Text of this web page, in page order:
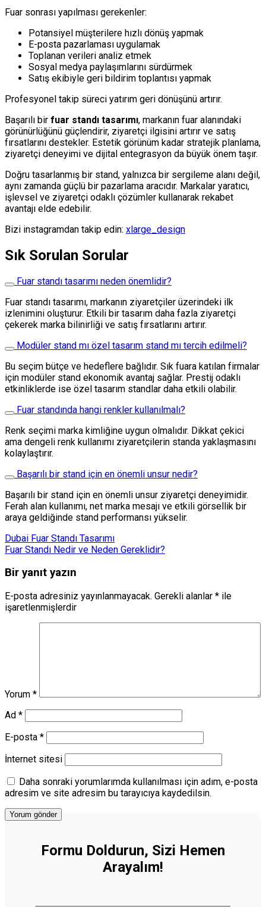
Fuar sonrası yapılması gerekenler:
Potansiyel müşterilere hızlı dönüş yapmak
E-posta pazarlaması uygulamak
Toplanan verileri analiz etmek
Sosyal medya paylaşımlarını sürdürmek
Satış ekibiyle geri bildirim toplantısı yapmak
Profesyonel takip süreci yatırım geri dönüşünü artırır.
Başarılı bir fuar standı tasarımı, markanın fuar alanındaki
görünürlüğünü güçlendirir, ziyaretçi ilgisini artırır ve satış
fırsatlarını destekler. Estetik görünüm kadar stratejik planlama,
ziyaretçi deneyimi ve dijital entegrasyon da büyük önem taşır.
Doğru tasarlanmış bir stand, yalnızca bir sergileme alanı değil,
aynı zamanda güçlü bir pazarlama aracıdır. Markalar yaratıcı,
işlevsel ve ziyaretçi odaklı çözümler kullanarak rekabet
avantajı elde edebilir.
Bizi instagramdan takip edin: xlarge_design
Sık Sorulan Sorular
Fuar standı tasarımı neden önemlidir?
Fuar standı tasarımı, markanın ziyaretçiler üzerindeki ilk
izlenimini oluşturur. Etkili bir tasarım daha fazla ziyaretçi
çekerek marka bilinirliği ve satış fırsatlarını artırır.
Modüler stand mı özel tasarım stand mı tercih edilmeli?
Bu seçim bütçe ve hedeflere bağlıdır. Sık fuara katılan firmalar
için modüler stand ekonomik avantaj sağlar. Prestij odaklı
etkinliklerde ise özel tasarım standlar daha etkili olabilir.
Fuar standında hangi renkler kullanılmalı?
Renk seçimi marka kimliğine uygun olmalıdır. Dikkat çekici
ama dengeli renk kullanımı ziyaretçilerin standa yaklaşmasını
kolaylaştırır.
Başarılı bir stand için en önemli unsur nedir?
Başarılı bir stand için en önemli unsur ziyaretçi deneyimidir.
Ferah alan kullanımı, net marka mesajı ve etkili görsellik bir
araya geldiğinde stand performansı yükselir.
Dubai Fuar Standı Tasarımı
Fuar Standı Nedir ve Neden Gereklidir?
Bir yanıt yazın
E-posta adresiniz yayınlanmayacak. Gerekli alanlar * ile
işaretlenmişlerdir
Yorum *
Ad *
E-posta *
İnternet sitesi
Daha sonraki yorumlarımda kullanılması için adım, e-posta
adresim ve site adresim bu tarayıcıya kaydedilsin.
Formu Doldurun, Sizi Hemen
Arayalım!